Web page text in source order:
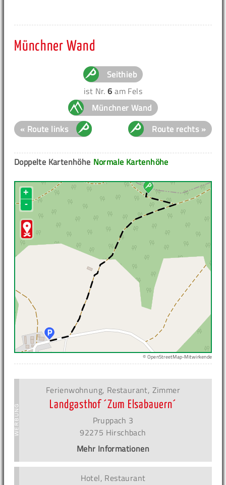
Münchner Wand
Seithieb
ist Nr.6 am Fels
Münchner Wand
« Route links
Route rechts »
Normale Kartenhöhe
Doppelte Kartenhöhe
+
-
© OpenStreetMap-Mitwirkende
Ferienwohnung, Restaurant, Zimmer
Landgasthof ´Zum Elsabauern´
Pruppach 3
92275 Hirschbach
Mehr Informationen
Hotel, Restaurant